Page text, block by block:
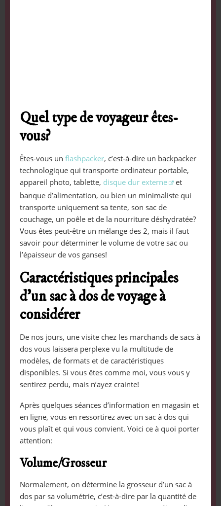
Quel type de voyageur êtes-
vous?
Êtes-vous un flashpacker, c’est-à-dire un backpacker
technologique qui transporte ordinateur portable,
appareil photo, tablette, disque dur externe
et
banque d’alimentation, ou bien un minimaliste qui
transporte uniquement sa tente, son sac de
couchage, un poêle et de la nourriture déshydratée?
Vous êtes peut-être un mélange des 2, mais il faut
savoir pour déterminer le volume de votre sac ou
l’épaisseur de vos ganses!
Caractéristiques principales
d’un sac à dos de voyage à
considérer
De nos jours, une visite chez les marchands de sacs à
dos vous laissera perplexe vu la multitude de
modèles, de formats et de caractéristiques
disponibles. Si vous êtes comme moi, vous vous y
sentirez perdu, mais n’ayez crainte!
Après quelques séances d’information en magasin et
en ligne, vous en ressortirez avec un sac à dos qui
vous plaît et qui vous convient. Voici ce à quoi porter
attention:
Volume/Grosseur
Normalement, on détermine la grosseur d’un sac à
dos par sa volumétrie, c’est-à-dire par la quantité de